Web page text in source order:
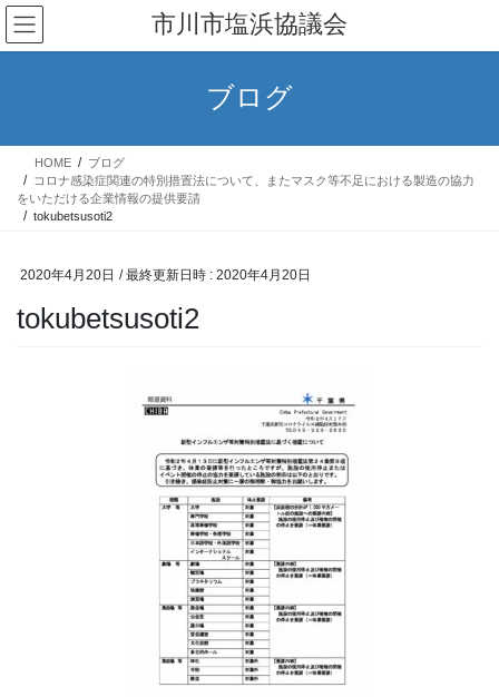
コ
ン
テ
ス
ナ
ビ
ゲ
ン
市川市塩浜協議会
ブログ
HOME
ブログ
コロナ感染症関連の特別措置法について、またマスク等不足における製造の協力
をいただける企業情報の提供要請
tokubetsusoti2
2020年4月20日 / 最終更新日時 : 2020年4月20日
tokubetsusoti2